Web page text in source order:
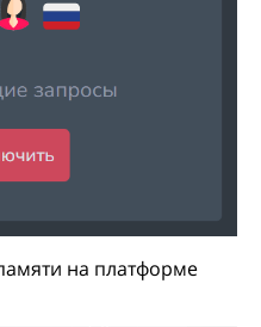
на платформе